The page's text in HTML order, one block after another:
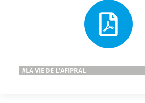
#LA VIE DE L'AFIPRAL